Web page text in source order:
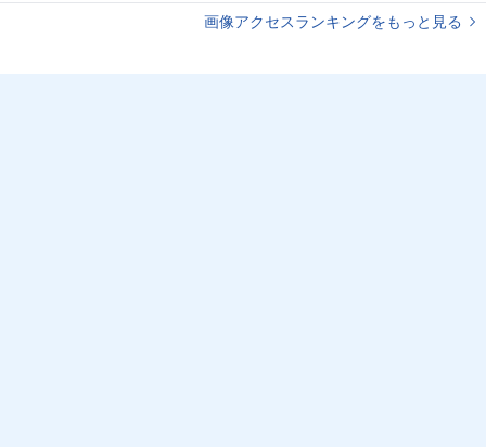
画像アクセスランキングをもっと見る